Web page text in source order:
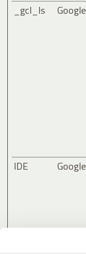
_gcl_ls Google
IDE Google